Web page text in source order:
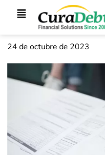
24 de octubre de 2023